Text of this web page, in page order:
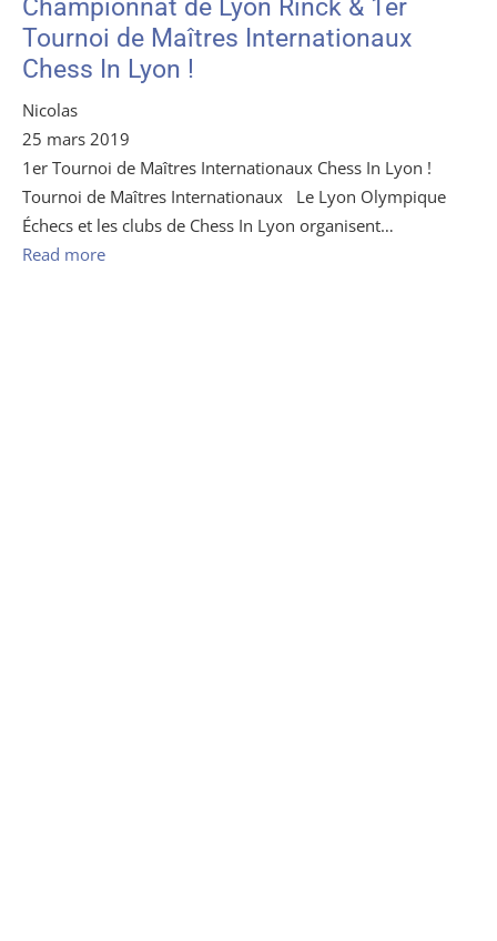
Championnat de Lyon Rinck & 1er
Tournoi de Maîtres Internationaux
Chess In Lyon !​
Nicolas
25 mars 2019
1er Tournoi de Maîtres Internationaux Chess In Lyon !
Tournoi de Maîtres Internationaux Le Lyon Olympique
Échecs et les clubs de Chess In Lyon organisent…
Read more